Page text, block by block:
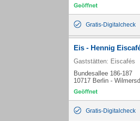
Gratis-Digitalcheck
Eis - Hennig
Gaststätten: Eiscafés
Bundesallee 186-187
10717 Berlin -
Gratis-Digitalcheck